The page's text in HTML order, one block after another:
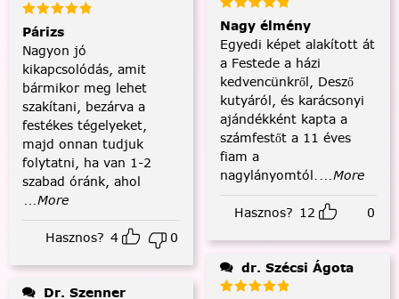
Párizs
Nagyon jó
kikapcsolódás, amit
bármikor meg lehet
szakítani, bezárva a
festékes tégelyeket,
majd onnan tudjuk
folytatni, ha van 1-2
szabad óránk, ahol
...More
Hasznos? 4 0
Nagy élmény
Egyedi képet alakított át
a Festede a házi
kedvencünkről, Desző
kutyáról, és karácsonyi
ajándékként kapta a
számfestőt a 11 éves
fiam a
nagylányomtól. ...More
Hasznos? 12 0
dr. Szécsi Ágota